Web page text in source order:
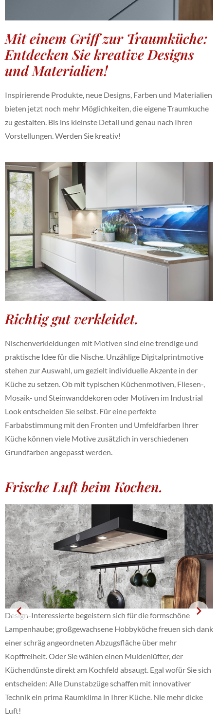
Mit einem Griff zur Traumküche:
Entdecken Sie kreative Designs
und Materialien!
Inspirierende Produkte, neue Designs, Farben und Materialien
bieten jetzt noch mehr Möglichkeiten, die eigene Traumkuche
zu gestalten. Bis ins kleinste Detail und genau nach Ihren
Vorstellungen. Werden Sie kreativ!
Richtig gut verkleidet.
Nischenverkleidungen mit Motiven sind eine trendige und
praktische Idee für die Nische. Unzählige Digitalprintmotive
stehen zur Auswahl, um gezielt individuelle Akzente in der
Küche zu setzen. Ob mit typischen Küchenmotiven, Fliesen-,
Mosaik- und Steinwanddekoren oder Motiven im Industrial
Look entscheiden Sie selbst. Für eine perfekte
Farbabstimmung mit den Fronten und Umfeldfarben Ihrer
Küche können viele Motive zusätzlich in verschiedenen
Grundfarben angepasst werden.
Frische Luft beim Kochen.
Design-Interessierte begeistern sich für die formschöne
Lampenhaube; großgewachsene Hobbyköche freuen sich dank
einer schräg angeordneten Abzugsfläche über mehr
Kopffreiheit. Oder Sie wählen einen Muldenlüfter, der
Küchendünste direkt am Kochfeld absaugt. Egal wofür Sie sich
entscheiden: Alle Dunstabzüge schaffen mit innovativer
Technik ein prima Raumklima in Ihrer Küche. Nie mehr dicke
Luft!